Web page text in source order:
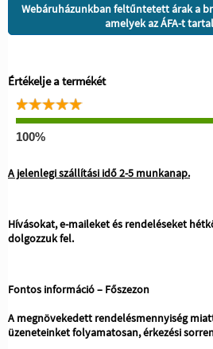
Webáruházunkban feltűntetett árak a
amelyek az ÁFA-t
Értékelje a termékét
100%
A jelenlegi szállítási idő 2-5 munkanap.
Hívásokat, e-maileket és rendeléseket
dolgozzuk fel.
Fontos információ – Főszezon
A megnövekedett rendelésmennyiség
üzeneteinket folyamatosan, érkezési